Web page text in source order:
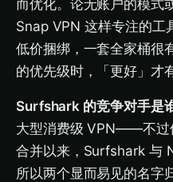
而优化。论无账户的模式
Snap VPN 这样专注的工
低价捆绑，一套全家桶很
的优先级时，「更好」才
Surfshark 的竞争对手是
大型消费级 VPN——不过
合并以来，Surfshark 与
所以两个显而易见的名字